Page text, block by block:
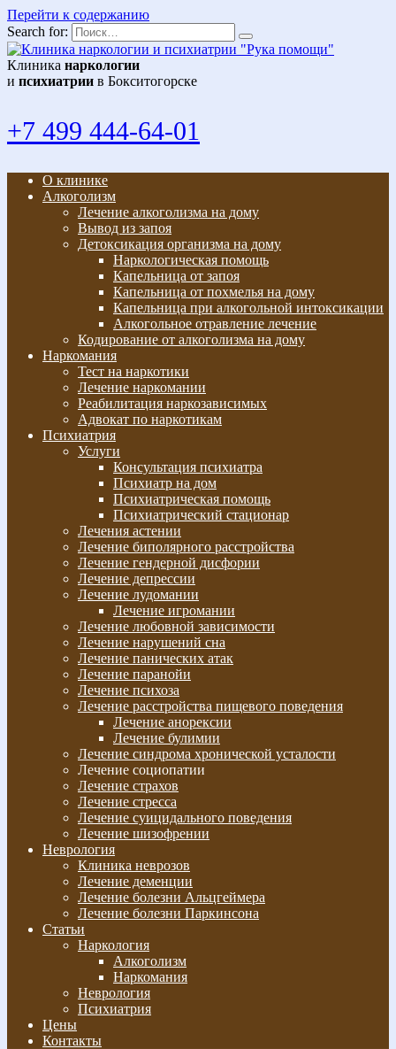
Перейти к содержанию
Search for:
Клиника наркологии
и психиатрии в Бокситогорске
+7 499 444-64-01
О клинике
Алкоголизм
Лечение алкоголизма на дому
Вывод из запоя
Детоксикация организма на дому
Наркологическая помощь
Капельница от запоя
Капельница от похмелья на дому
Капельница при алкогольной интоксикации
Алкогольное отравление лечение
Кодирование от алкоголизма на дому
Наркомания
Тест на наркотики
Лечение наркомании
Реабилитация наркозависимых
Адвокат по наркотикам
Психиатрия
Услуги
Консультация психиатра
Психиатр на дом
Психиатрическая помощь
Психиатрический стационар
Лечения астении
Лечение биполярного расстройства
Лечение гендерной дисфории
Лечение депрессии
Лечение лудомании
Лечение игромании
Лечение любовной зависимости
Лечение нарушений сна
Лечение панических атак
Лечение паранойи
Лечение психоза
Лечение расстройства пищевого поведения
Лечение анорексии
Лечение булимии
Лечение синдрома хронической усталости
Лечение социопатии
Лечение страхов
Лечение стресса
Лечение суицидального поведения
Лечение шизофрении
Неврология
Клиника неврозов
Лечение деменции
Лечение болезни Альцгеймера
Лечение болезни Паркинсона
Статьи
Наркология
Алкоголизм
Наркомания
Неврология
Психиатрия
Цены
Контакты